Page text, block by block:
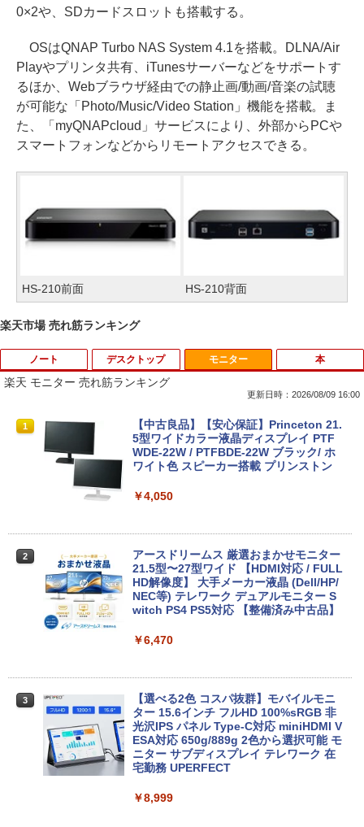
0×2や、SDカードスロットも搭載する。
OSはQNAP Turbo NAS System 4.1を搭載。DLNA/Air
Playやプリンタ共有、iTunesサーバーなどをサポートす
るほか、Webブラウザ経由での静止画/動画/音楽の試聴
が可能な「Photo/Music/Video Station」機能を搭載。ま
た、「myQNAPcloud」サービスにより、外部からPCや
スマートフォンなどからリモートアクセスできる。
HS-210前面 HS-210背面
楽天市場 売れ筋ランキング
ノート
1
8月5日限定10倍＆抽選10000P！｜2021
年モデル！高性能ノートパソコン Windo
ws11 富士通 LIFEBOOK A5511 第11世
代Celeron 6305U最大メモリ32GB 秒速
画面 ノートパソコン中古 オフィス付き
￥15,120
新古品ノートパソコン Intel Celeron Wi
ndows11 Pro Office 2024付き メモリ16
oth 無線LAN USB3.0 軽量 モバイル ビ
￥21,980
【1500円OFFクーポン】【DVDドライブ
&テンキー】ノートパソコン 中古パソコ
ン 15.6インチ SSD256GB メモリ8GB C
付き Windows11 東芝 dynabook B65
デスクトップ
1
R309-Apple Mac mini A1347 1点 MacO
S Catalina 10.15.7/CPU Core i5-4260U/
メモリ 4GB/SATA 500GB intel HD Grap
hics 5000 1536MB グラフィックス搭載
中古パソコン | NEC | Mate MRL36L-5 |
Windows11 | デスクトップ | 一年保証 |
第9世代 | Core i3 9100 3.6(〜最大4.2)G
Hz | MEM:8GB | SSD:256GB(新品) | DV
【エントリーでポイント100％還元のチ
ャンス】GMKtec G5S ミニpc 【Intel N
5095 DDR5 8GB 128GB SSD】mini pc
Windows11 Pro 超軽量 4コア/4スレッド
2.9GHz ミニパソコン M.2 2242 SATA WI
トップPC NucBox みにpc 省エネ オフィ
モニター
楽天 モニター 売れ筋ランキング
更新日時：2026/08/09 16:00
1
【中古良品】【安心保証】Princeton 21.
5型ワイドカラー液晶ディスプレイ PTF
WDE-22W / PTFBDE-22W ブラック/ ホ
ワイト色 スピーカー搭載 プリンストン
￥4,050
2
アースドリームス 厳選おまかせモニター
21.5型〜27型ワイド 【HDMI対応 / FULL
HD解像度】 大手メーカー液晶 (Dell/HP/
NEC等) テレワーク デュアルモニター S
witch PS4 PS5対応 【整備済み中古品】
￥6,470
3
【選べる2色 コスパ抜群】モバイルモニ
ター 15.6インチ フルHD 100%sRGB 非
光沢IPS パネル Type-C対応 miniHDMI V
ESA対応 650g/889g 2色から選択可能 モ
ニター サブディスプレイ テレワーク 在
宅勤務 UPERFECT
￥8,999
本